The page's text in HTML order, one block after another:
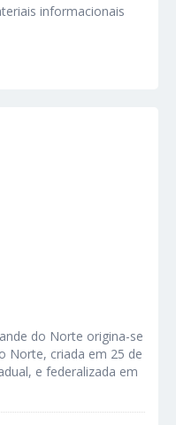
informacionais
do Norte origina-se
Norte, criada em 25 de
e federalizada em